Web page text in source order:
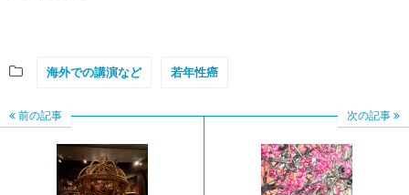
海外での講演など 若年性癌
前の記事 次の記事